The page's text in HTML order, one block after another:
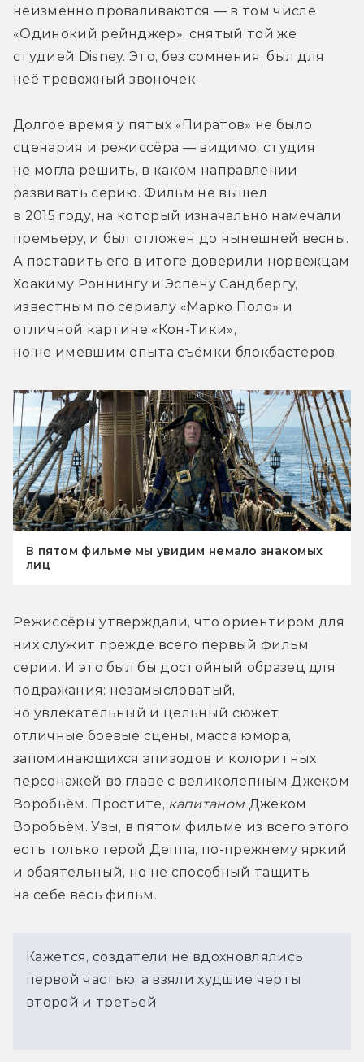
неизменно проваливаются — в том числе
«Одинокий рейнджер», снятый той же
студией Disney. Это, без сомнения, был для
неё тревожный звоночек.
Долгое время у пятых «Пиратов» не было
сценария и режиссёра — видимо, студия
не могла решить, в каком направлении
развивать серию. Фильм не вышел
в 2015 году, на который изначально намечали
премьеру, и был отложен до нынешней весны.
А поставить его в итоге доверили норвежцам
Хоакиму Роннингу и Эспену Сандбергу,
известным по сериалу «Марко Поло» и
отличной картине «Кон-Тики»,
но не имевшим опыта съёмки блокбастеров.
В пятом фильме мы увидим немало знакомых
лиц
Режиссёры утверждали, что ориентиром для
них служит прежде всего первый фильм
серии. И это был бы достойный образец для
подражания: незамысловатый,
но увлекательный и цельный сюжет,
отличные боевые сцены, масса юмора,
запоминающихся эпизодов и колоритных
персонажей во главе с великолепным Джеком
Воробьём. Простите, капитаном Джеком
Воробьём. Увы, в пятом фильме из всего этого
есть только герой Деппа, по-прежнему яркий
и обаятельный, но не способный тащить
на себе весь фильм.
Кажется, создатели не вдохновлялись
первой частью, а взяли худшие черты
второй и третьей